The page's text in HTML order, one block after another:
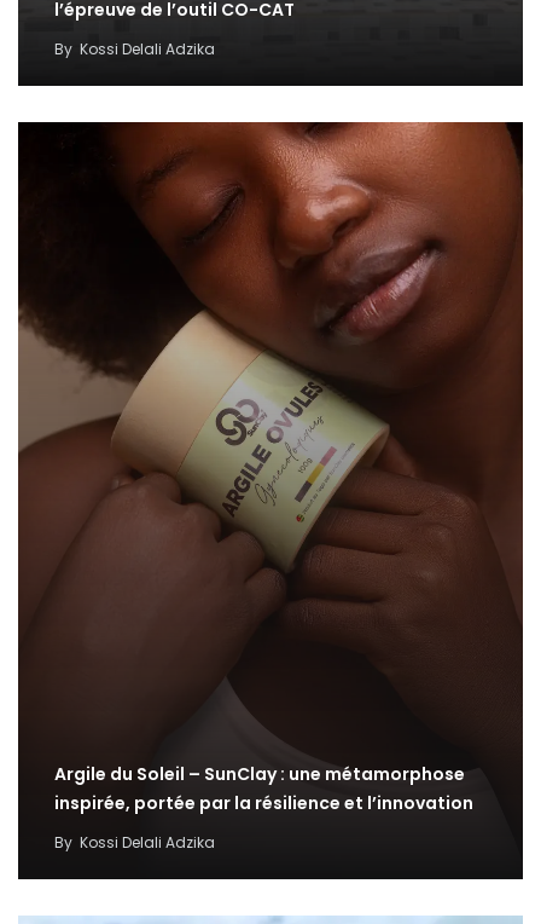
l’épreuve de l’outil CO-CAT
By Kossi Delali Adzika
Argile du Soleil – SunClay : une métamorphose
inspirée, portée par la résilience et l’innovation
By Kossi Delali Adzika